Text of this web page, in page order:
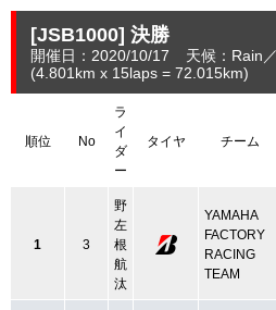
[JSB1000] 決勝
開催日：2020/10/17 天候：Rain
(4.801 km x 15laps = 72.015km)
順位 No
ラ
イ
ダ
ー
タイヤ チーム
1 3
野
左
根
航
汰
YAMAHA
FACTORY
RACING
TEAM